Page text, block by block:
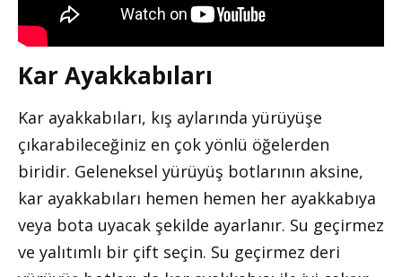
Kar Ayakkabıları
Kar ayakkabıları, kış aylarında yürüyüşe
çıkarabileceğiniz en çok yönlü öğelerden
biridir. Geleneksel yürüyüş botlarının aksine,
kar ayakkabıları hemen hemen her ayakkabıya
veya bota uyacak şekilde ayarlanır. Su geçirmez
ve yalıtımlı bir çift seçin. Su geçirmez deri